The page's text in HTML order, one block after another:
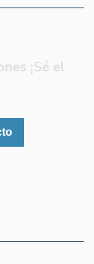
¡Sé el